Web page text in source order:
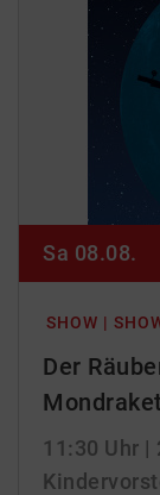
SHOW |
Der
11:30 Uhr |
Sa 08.08.